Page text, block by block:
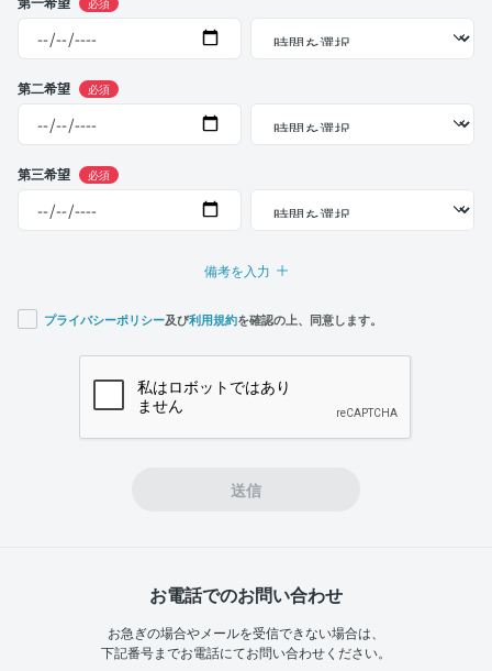
第二希望 必須
第三希望 必須
備考を入力
プライバシーポリシー及び利用規約を確認の上、同意します。
送信
お電話でのお問い合わせ
お急ぎの場合やメールを受信できない場合は、
下記番号までお電話にてお問い合わせください。